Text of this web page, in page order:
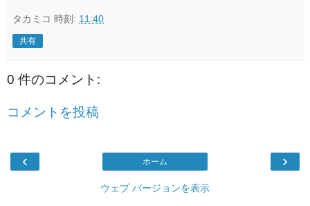
タカミコ 時刻: 11:40
共有
0 件のコメント:
コメントを投稿
‹ ›
ホーム
ウェブ バージョンを表示